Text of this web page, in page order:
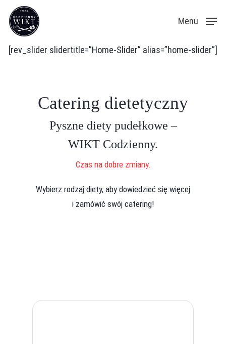
Skip
main
content
Menu
[rev_slider slidertitle=”Home-Slider” alias=”home-slider”]
Catering dietetyczny
Pyszne diety pudełkowe –
WIKT Codzienny.
Czas na dobre zmiany.
Wybierz rodzaj diety, aby dowiedzieć się więcej
i zamówić swój catering!